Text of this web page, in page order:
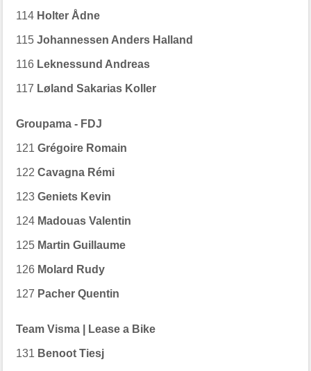
114 Holter Ådne
115Johannessen Anders Halland
116 Leknessund Andreas
117 Løland Sakarias Koller
Groupama - FDJ
121Grégoire Romain
122Cavagna Rémi
123Geniets Kevin
124 Madouas Valentin
125 Martin Guillaume
126 Molard Rudy
127 Pacher Quentin
Team Visma | Lease a Bike
131 Benoot Tiesj